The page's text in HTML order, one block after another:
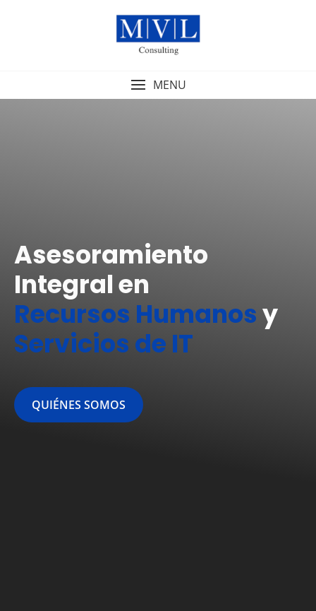
MENU
Asesoramiento
Integral en
Recursos Humanosy
Servicios de IT
QUIÉNES SOMOS